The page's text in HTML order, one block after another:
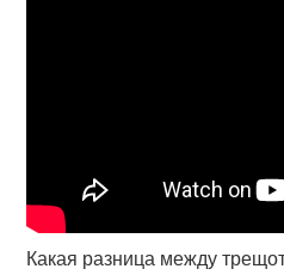
Какая разница между